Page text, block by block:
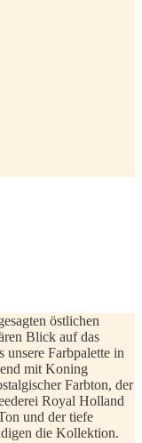
östlichen
Blick auf das
unsere Farbpalette in
mit Koning
Farbton, der
Royal Holland
und der tiefe
die Kollektion.